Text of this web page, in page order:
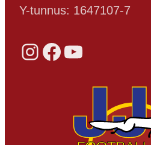
Y-tunnus: 1647107-7
Instagram Facebook YouTube